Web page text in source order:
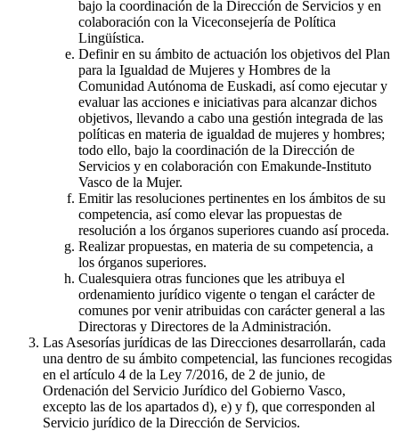
bajo la coordinación de la Dirección de Servicios y en
colaboración con la Viceconsejería de Política
Lingüística.
Definir en su ámbito de actuación los objetivos del Plan
para la Igualdad de Mujeres y Hombres de la
Comunidad Autónoma de Euskadi, así como ejecutar y
evaluar las acciones e iniciativas para alcanzar dichos
objetivos, llevando a cabo una gestión integrada de las
políticas en materia de igualdad de mujeres y hombres;
todo ello, bajo la coordinación de la Dirección de
Servicios y en colaboración con Emakunde-Instituto
Vasco de la Mujer.
Emitir las resoluciones pertinentes en los ámbitos de su
competencia, así como elevar las propuestas de
resolución a los órganos superiores cuando así proceda.
Realizar propuestas, en materia de su competencia, a
los órganos superiores.
Cualesquiera otras funciones que les atribuya el
ordenamiento jurídico vigente o tengan el carácter de
comunes por venir atribuidas con carácter general a las
Directoras y Directores de la Administración.
Las Asesorías jurídicas de las Direcciones desarrollarán, cada
una dentro de su ámbito competencial, las funciones recogidas
en el artículo 4 de la Ley 7/2016, de 2 de junio, de
Ordenación del Servicio Jurídico del Gobierno Vasco,
excepto las de los apartados d), e) y f), que corresponden al
Servicio jurídico de la Dirección de Servicios.